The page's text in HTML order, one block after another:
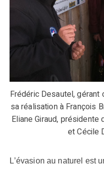
Frédéric Desautel,
sa réalisation à François
Eliane Giraud,
et Cécile
L’évasion au naturel est